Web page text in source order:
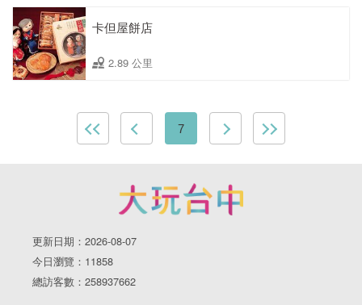
卡但屋餅店
2.89 公里
7
更新日期：2026-08-07
今日瀏覽：11858
總訪客數：258937662